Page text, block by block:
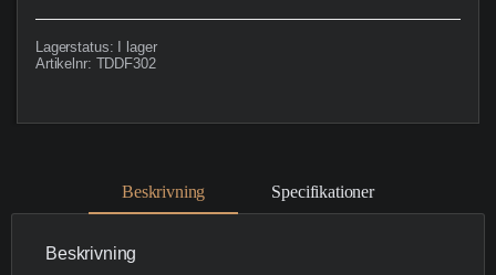
Lagerstatus: I lager
Artikelnr: TDDF302
Beskrivning Specifikationer
Beskrivning